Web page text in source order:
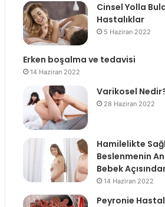
Cinsel Yolla
Hastalıklar
5 Haziran 2022
Erken boşalma ve tedavisi
14 Haziran 2022
Varikosel
28 Haziran 2022
Hamilelikte
Beslenmenin
Bebek
14 Haziran 2022
Peyronie